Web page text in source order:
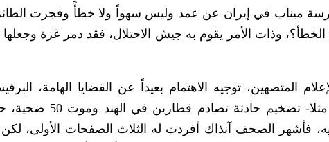
ميناب في إيران عن عمد وليس سهواً ولا خطأً وفجرت الطائرة
وذات الأمر يقوم به جيش الاحتلال، فقد دمر غزة
المتصهين، توجيه الاهتمام بعيداً عن القضايا الهامة،
عبدالوهاب المسيري -رحمه الله- ضرب مثلا-
فأشهر الصحف آنذاك أفردت له الثلاث الصفحات الأولى، لكن